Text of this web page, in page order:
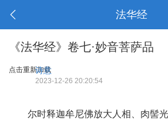
法华经
《法华经》卷七·妙音菩萨品
点击重新加载
诗意
2023-12-26 20:20:54
尔时释迦牟尼佛放大人相、肉髻光